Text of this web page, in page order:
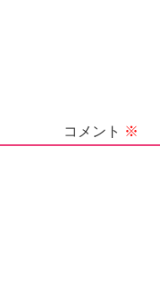
コメント ※